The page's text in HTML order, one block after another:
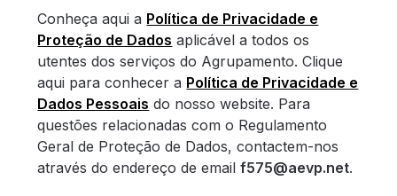
Conheça aqui a Política de Privacidade e
Proteção de Dados aplicável a todos os
utentes dos serviços do Agrupamento. Clique
aqui para conhecer a Política de Privacidade e
Dados Pessoais do nosso website. Para
questões relacionadas com o Regulamento
Geral de Proteção de Dados, contactem-nos
através do endereço de emailf575@aevp.net.